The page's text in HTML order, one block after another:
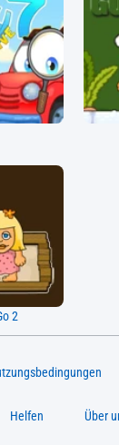
2
Helfen Über